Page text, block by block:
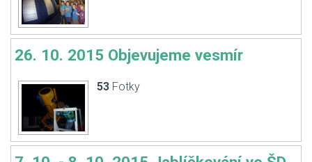
26. 10. 2015 Objevujeme vesmír
53 Fotky